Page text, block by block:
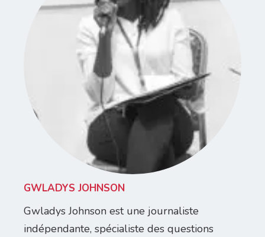
GWLADYS JOHNSON
Gwladys Johnson est une journaliste
indépendante, spécialiste des questions